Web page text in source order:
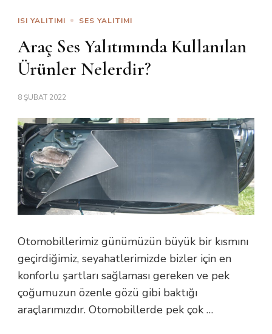
ISI YALITIMI SES YALITIMI
Araç Ses Yalıtımında Kullanılan
Ürünler Nelerdir?
8 ŞUBAT 2022
Otomobillerimiz günümüzün büyük bir kısmını
geçirdiğimiz, seyahatlerimizde bizler için en
konforlu şartları sağlaması gereken ve pek
çoğumuzun özenle gözü gibi baktığı
araçlarımızdır. Otomobillerde pek çok …